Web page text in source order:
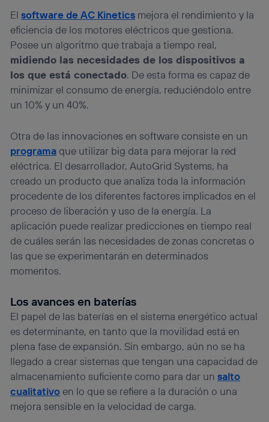
Elsoftware de AC Kinetics mejora el rendimiento y la
eficiencia de los motores eléctricos que gestiona.
Posee un algoritmo que trabaja a tiempo real,
midiendo las necesidades de los dispositivos a
los que está conectado. De esta forma es capaz de
minimizar el consumo de energía, reduciéndolo entre
un 10% y un 40%.
Otra de las innovaciones en software consiste en un
programaque utilizar big data para mejorar la red
eléctrica. El desarrollador, AutoGrid Systems, ha
creado un producto que analiza toda la información
procedente de los diferentes factores implicados en el
proceso de liberación y uso de la energía. La
aplicación puede realizar predicciones en tiempo real
de cuáles serán las necesidades de zonas concretas o
las que se experimentarán en determinados
momentos.
Los avances en baterías
El papel de las baterías en el sistema energético actual
es determinante, en tanto que la movilidad está en
plena fase de expansión. Sin embargo, aún no se ha
llegado a crear sistemas que tengan una capacidad de
almacenamiento suficiente como para dar unsalto
cualitativoen lo que se refiere a la duración o una
mejora sensible en la velocidad de carga.